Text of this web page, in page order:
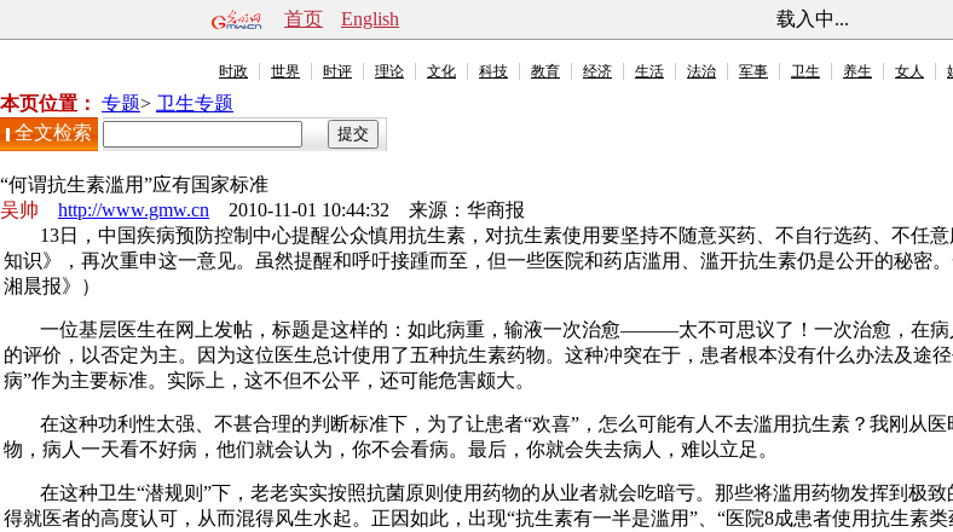
首页 English
载入中...
时政 世界 时评 理论 文化 科技 教育 经济 生活 法治 军事 卫生 养生 女人
本页位置： 专题> 卫生专题
全文检索
“何谓抗生素滥用”应有国家标准
吴帅
http://www.gmw.cn 2010-11-01 10:44:32 来源： 华商报
13日，中国疾病预防控制中心提醒公众慎用抗生素，对抗生素使用要坚持不随意买药、不自行选药、不任
知识》，再次重申这一意见。虽然提醒和呼吁接踵而至，但一些医院和药店滥用、滥开抗生素仍是公开的秘密
湘晨报》）
一位基层医生在网上发帖，标题是这样的：如此病重，输液一次治愈———太不可思议了！一次治愈，在
的评价，以否定为主。因为这位医生总计使用了五种抗生素药物。这种冲突在于，患者根本没有什么办法及途
病”作为主要标准。实际上，这不但不公平，还可能危害颇大。
在这种功利性太强、不甚合理的判断标准下，为了让患者“欢喜”，怎么可能有人不去滥用抗生素？我刚从
物，病人一天看不好病，他们就会认为，你不会看病。最后，你就会失去病人，难以立足。
在这种卫生“潜规则”下，老老实实按照抗菌原则使用药物的从业者就会吃暗亏。那些将滥用药物发挥到极
得就医者的高度认可，从而混得风生水起。正因如此，出现“抗生素有一半是滥用”、“医院8成患者使用抗生素